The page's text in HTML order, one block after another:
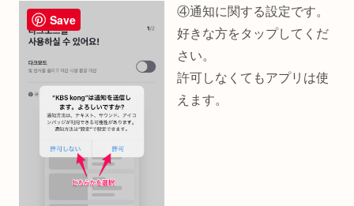
④通知に関する設定です。
好きな方をタップしてくだ
さい。
許可しなくてもアプリは使
えます。
Save